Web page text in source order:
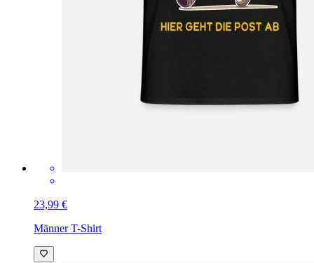
23,99 €
Männer T-Shirt